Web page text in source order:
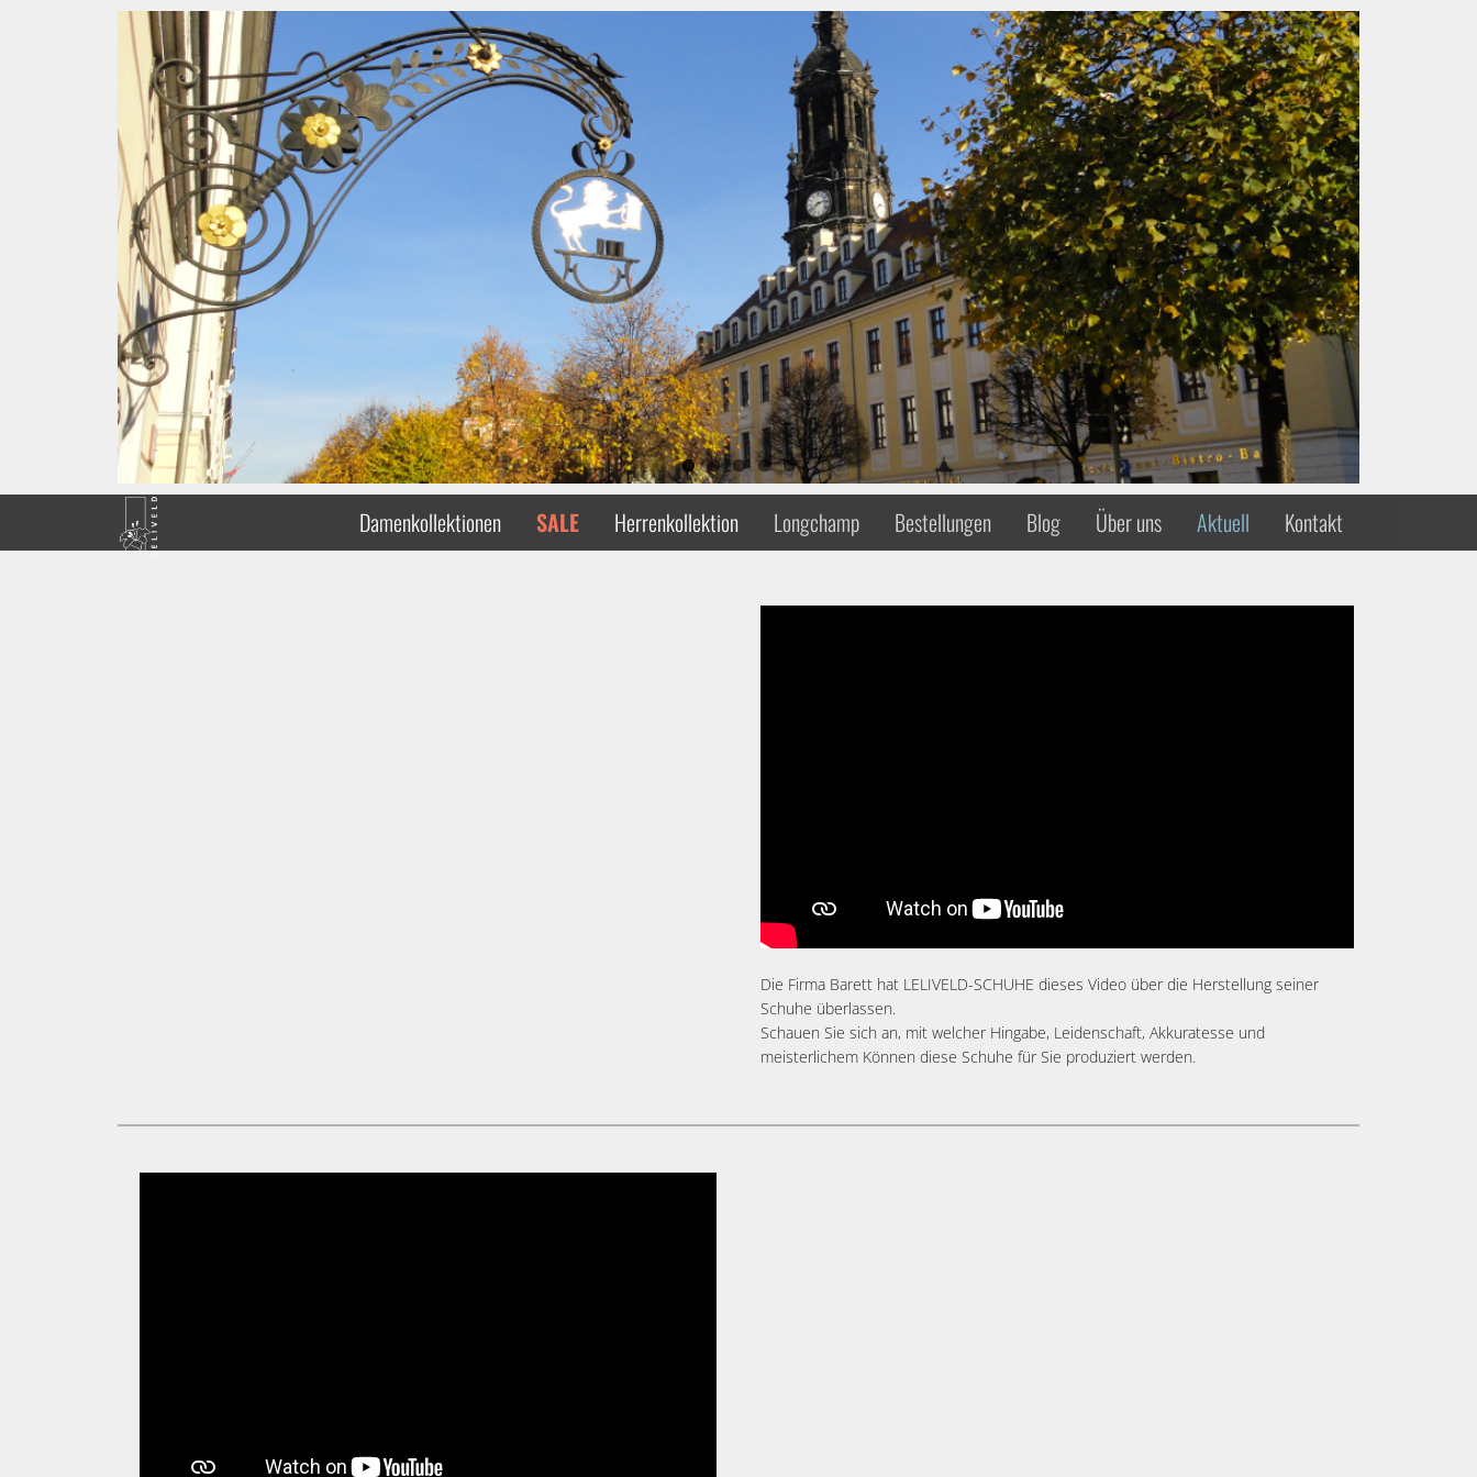
Damenkollektionen SALE Herrenkollektion Longchamp Bestellungen Blog Über uns Aktuell Kontakt
Die Firma Barett hat LELIVELD-SCHUHE dieses Video über die Herstellung seiner
Schuhe überlassen.
Schauen Sie sich an, mit welcher Hingabe, Leidenschaft, Akkuratesse und
meisterlichem Können diese Schuhe für Sie produziert werden.